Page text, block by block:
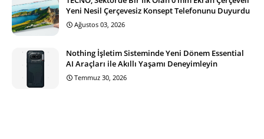
Yeni Nesil Çerçevesiz Konsept Telefonunu Duyurdu
Ağustos 03, 2026
Nothing İşletim Sisteminde Yeni Dönem Essential
AI Araçları ile Akıllı Yaşamı Deneyimleyin
Temmuz 30, 2026